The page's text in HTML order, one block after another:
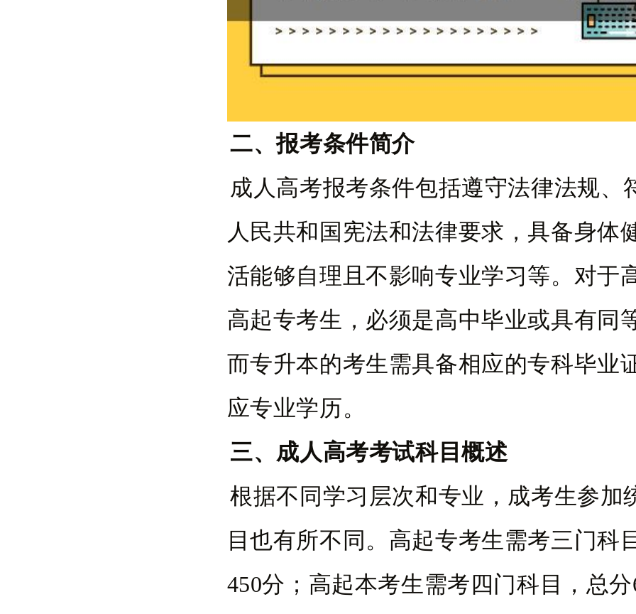
二、报考条件简介
成人高考报考条件包括遵守法律法规、
人民共和国宪法和法律要求，具备身体
活能够自理且不影响专业学习等。对于
高起专考生，必须是高中毕业或具有同
而专升本的考生需具备相应的专科毕业
应专业学历。
三、成人高考考试科目概述
根据不同学习层次和专业，成考生参加
目也有所不同。高起专考生需考三门科
450分；高起本考生需考四门科目，总